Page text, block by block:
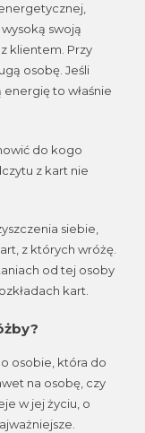
swoją
klientem. Przy
osobę. Jeśli
energię to właśnie
do kogo
z kart nie
siebie,
z których wróżę.
od tej osoby
kart.
osobie, która do
na osobę, czy
w jej życiu, o